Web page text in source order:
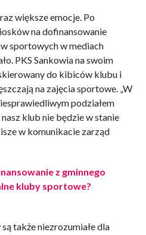
większe emocje. Po
na dofinansowanie
sportowych w mediach
PKS Sankowia na swoim
do kibiców klubu i
na zajęcia sportowe. „W
podziałem
klub nie będzie w stanie
w komunikacie zarząd
z gminnego
kluby sportowe?
także niezrozumiałe dla